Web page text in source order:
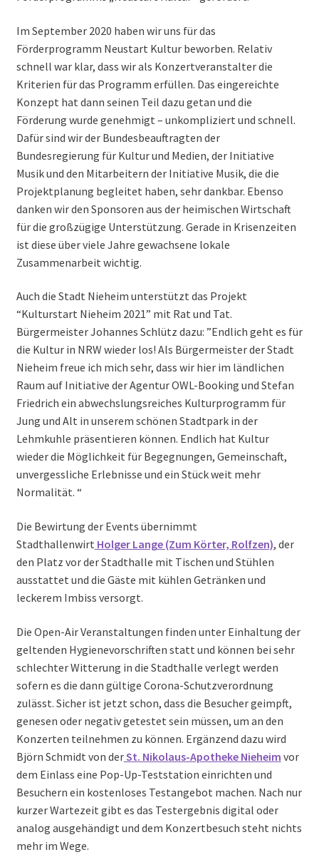
Im September 2020 haben wir uns für das
Förderprogramm Neustart Kultur beworben. Relativ
schnell war klar, dass wir als Konzertveranstalter die
Kriterien für das Programm erfüllen. Das eingereichte
Konzept hat dann seinen Teil dazu getan und die
Förderung wurde genehmigt – unkompliziert und schnell.
Dafür sind wir der Bundesbeauftragten der
Bundesregierung für Kultur und Medien, der Initiative
Musik und den Mitarbeitern der Initiative Musik, die die
Projektplanung begleitet haben, sehr dankbar. Ebenso
danken wir den Sponsoren aus der heimischen Wirtschaft
für die großzügige Unterstützung. Gerade in Krisenzeiten
ist diese über viele Jahre gewachsene lokale
Zusammenarbeit wichtig.
Auch die Stadt Nieheim unterstützt das Projekt
“Kulturstart Nieheim 2021” mit Rat und Tat.
Bürgermeister Johannes Schlütz dazu: ”Endlich geht es für
die Kultur in NRW wieder los! Als Bürgermeister der Stadt
Nieheim freue ich mich sehr, dass wir hier im ländlichen
Raum auf Initiative der Agentur OWL-Booking und Stefan
Friedrich ein abwechslungsreiches Kulturprogramm für
Jung und Alt in unserem schönen Stadtpark in der
Lehmkuhle präsentieren können. Endlich hat Kultur
wieder die Möglichkeit für Begegnungen, Gemeinschaft,
unvergessliche Erlebnisse und ein Stück weit mehr
Normalität. “
Die Bewirtung der Events übernimmt
Stadthallenwirt Holger Lange (Zum Körter, Rolfzen), der
den Platz vor der Stadthalle mit Tischen und Stühlen
ausstattet und die Gäste mit kühlen Getränken und
leckerem Imbiss versorgt.
Die Open-Air Veranstaltungen finden unter Einhaltung der
geltenden Hygienevorschriften statt und können bei sehr
schlechter Witterung in die Stadthalle verlegt werden
sofern es die dann gültige Corona-Schutzverordnung
zulässt. Sicher ist jetzt schon, dass die Besucher geimpft,
genesen oder negativ getestet sein müssen, um an den
Konzerten teilnehmen zu können. Ergänzend dazu wird
Björn Schmidt von derSt. Nikolaus-Apotheke Nieheim vor
dem Einlass eine Pop-Up-Teststation einrichten und
Besuchern ein kostenloses Testangebot machen. Nach nur
kurzer Wartezeit gibt es das Testergebnis digital oder
analog ausgehändigt und dem Konzertbesuch steht nichts
mehr im Wege.